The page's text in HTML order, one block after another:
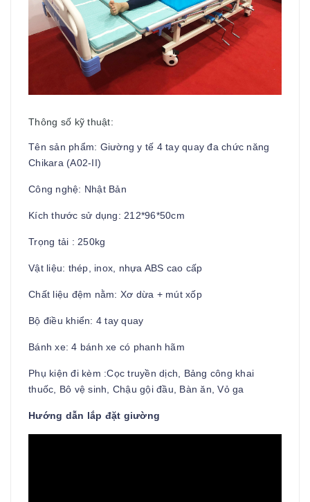
Thông số kỹ thuật:
Tên sản phẩm: Giường y tế 4 tay quay đa chức năng
Chikara (A02-II)
Công nghệ: Nhật Bản
Kích thước sử dụng: 212*96*50cm
Trọng tải : 250kg
Vật liệu: thép, inox, nhựa ABS cao cấp
Chất liệu đệm nằm: Xơ dừa + mút xốp
Bộ điều khiển: 4 tay quay
Bánh xe: 4 bánh xe có phanh hãm
Phụ kiện đi kèm :Cọc truyền dịch, Bảng công khai
thuốc, Bô vệ sinh, Chậu gội đầu, Bàn ăn, Vỏ ga
Hướng dẫn lắp đặt giường